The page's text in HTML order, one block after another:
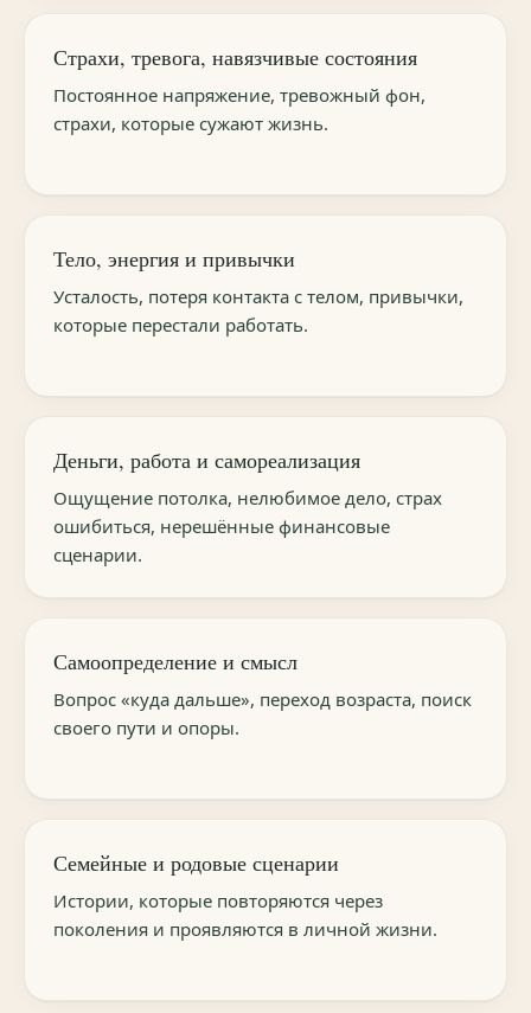
Страхи, тревога, навязчивые состояния
Постоянное напряжение, тревожный фон,
страхи, которые сужают жизнь.
Тело, энергия и привычки
Усталость, потеря контакта с телом, привычки,
которые перестали работать.
Деньги, работа и самореализация
Ощущение потолка, нелюбимое дело, страх
ошибиться, нерешённые финансовые
сценарии.
Самоопределение и смысл
Вопрос «куда дальше», переход возраста, поиск
своего пути и опоры.
Семейные и родовые сценарии
Истории, которые повторяются через
поколения и проявляются в личной жизни.